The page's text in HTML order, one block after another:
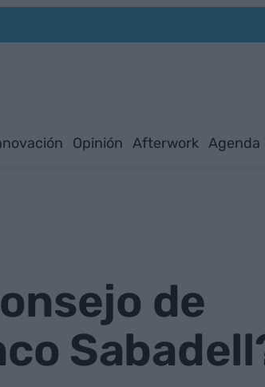
Opinión Afterwork Agenda
de